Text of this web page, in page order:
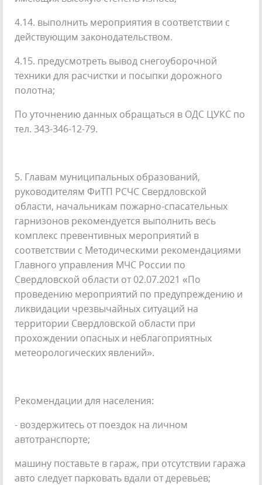
4.14. выполнить мероприятия в соответствии с
действующим законодательством.
4.15. предусмотреть вывод снегоуборочной
техники для расчистки и посыпки дорожного
полотна;
По уточнению данных обращаться в ОДС ЦУКС по
тел. 343-346-12-79.
5. Главам муниципальных образований,
руководителям ФиТП РСЧС Свердловской
области, начальникам пожарно-спасательных
гарнизонов рекомендуется выполнить весь
комплекс превентивных мероприятий в
соответствии с Методическими рекомендациями
Главного управления МЧС России по
Свердловской области от 02.07.2021 «По
проведению мероприятий по предупреждению и
ликвидации чрезвычайных ситуаций на
территории Свердловской области при
прохождении опасных и неблагоприятных
метеорологических явлений».
Рекомендации для населения:
- воздержитесь от поездок на личном
автотранспорте;
машину поставьте в гараж, при отсутствии гаража
авто следует парковать вдали от деревьев;